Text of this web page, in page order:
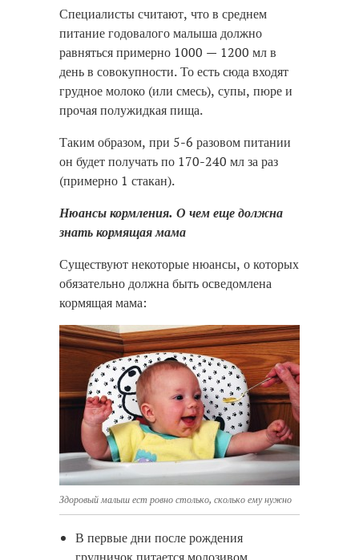
Специалисты считают, что в среднем
питание годовалого малыша должно
равняться примерно 1000 — 1200 мл в
день в совокупности. То есть сюда входят
грудное молоко (или смесь), супы, пюре и
прочая полужидкая пища.
Таким образом, при 5-6 разовом питании
он будет получать по 170-240 мл за раз
(примерно 1 стакан).
Нюансы кормления. О чем еще должна
знать кормящая мама
Существуют некоторые нюансы, о которых
обязательно должна быть осведомлена
кормящая мама:
Здоровый малыш ест ровно столько, сколько ему нужно
В первые дни после рождения